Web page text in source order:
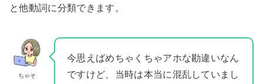
と他動詞に分類できます。
ちゃそ
今思えばめちゃくちゃアホな勘違いなん
ですけど、当時は本当に混乱していまし